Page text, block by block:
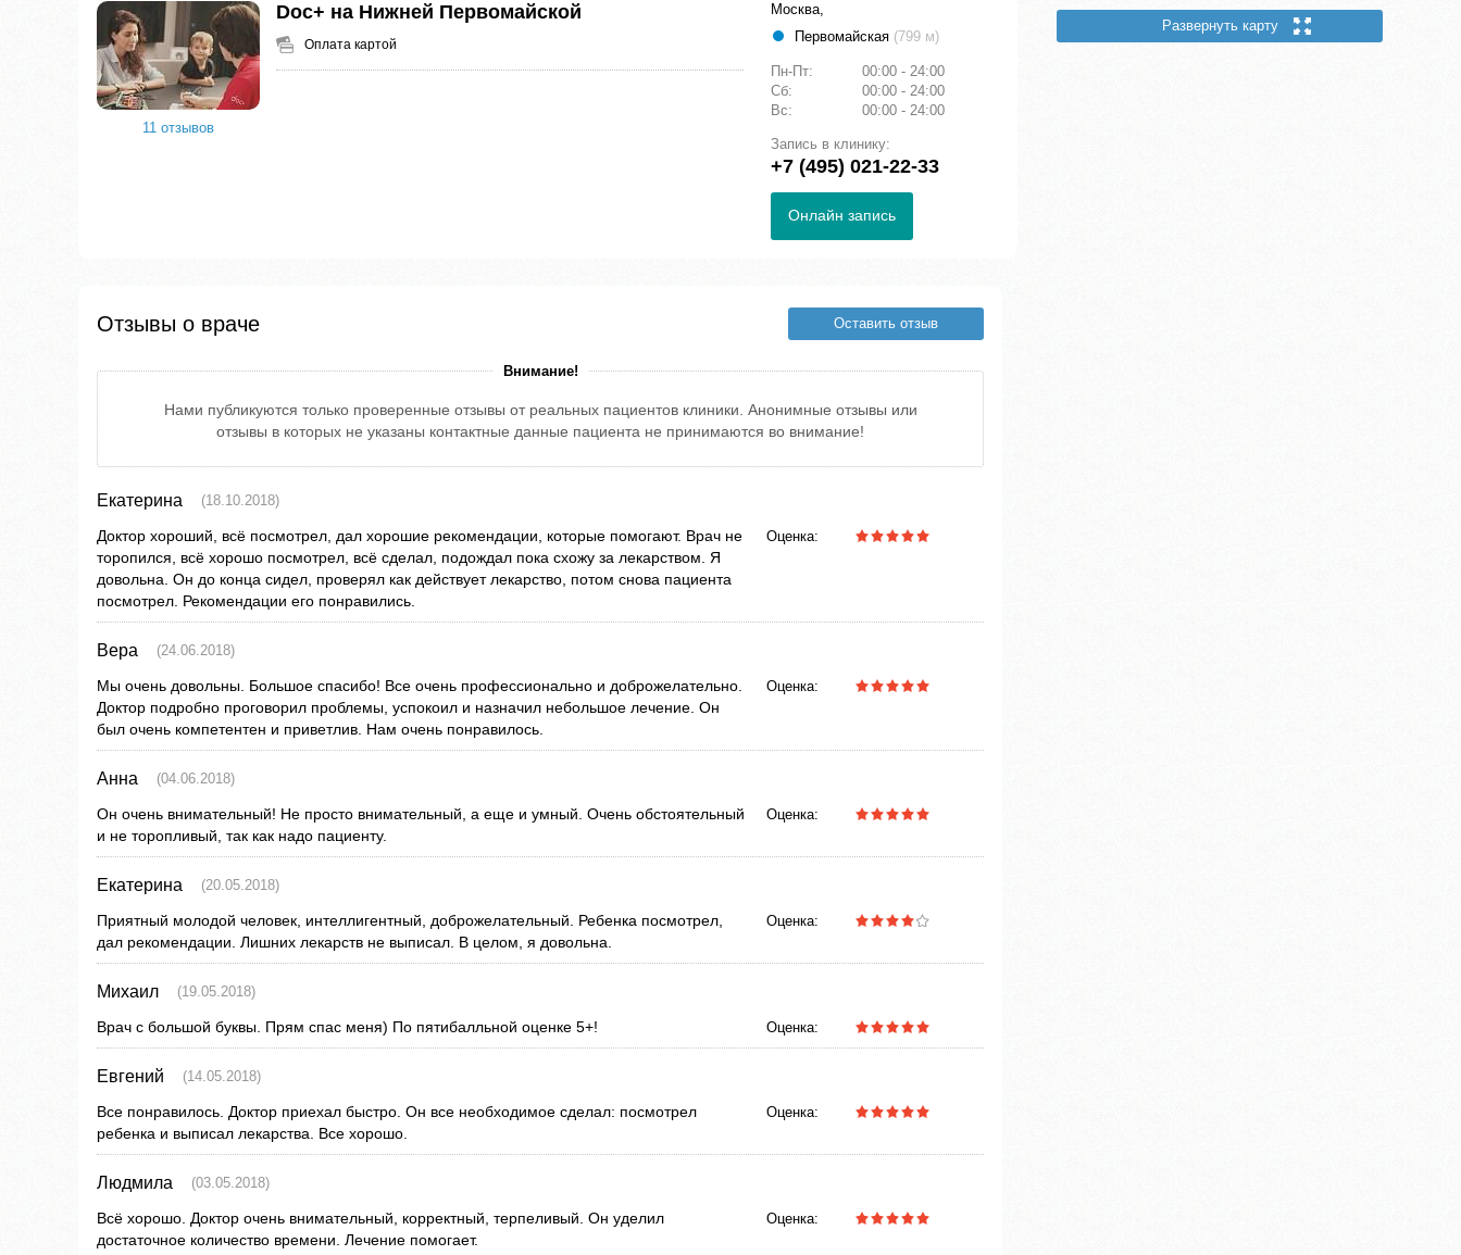
11 отзывов
Doc+ на Нижней Первомайской
Оплата картой
Москва,
Первомайская (799 м)
Пн-Пт:
00:00 - 24:00
Сб:
00:00 - 24:00
Вс:
00:00 - 24:00
Запись в клинику:
+7 (495) 021-22-33
Онлайн запись
Отзывы о враче Оставить отзыв
Внимание!
Нами публикуются только проверенные отзывы от реальных пациентов клиники. Анонимные отзывы или
отзывы в которых не указаны контактные данные пациента не принимаются во внимание!
Екатерина (18.10.2018)
Доктор хороший, всё посмотрел, дал хорошие рекомендации, которые помогают. Врач не
торопился, всё хорошо посмотрел, всё сделал, подождал пока схожу за лекарством. Я
довольна. Он до конца сидел, проверял как действует лекарство, потом снова пациента
посмотрел. Рекомендации его понравились.
Оценка:
Вера (24.06.2018)
Мы очень довольны. Большое спасибо! Все очень профессионально и доброжелательно.
Доктор подробно проговорил проблемы, успокоил и назначил небольшое лечение. Он
был очень компетентен и приветлив. Нам очень понравилось.
Оценка:
Анна (04.06.2018)
Он очень внимательный! Не просто внимательный, а еще и умный. Очень обстоятельный
и не торопливый, так как надо пациенту.
Оценка:
Екатерина (20.05.2018)
Приятный молодой человек, интеллигентный, доброжелательный. Ребенка посмотрел,
дал рекомендации. Лишних лекарств не выписал. В целом, я довольна.
Оценка:
Михаил (19.05.2018)
Врач с большой буквы. Прям спас меня) По пятибалльной оценке 5+! Оценка:
Евгений (14.05.2018)
Все понравилось. Доктор приехал быстро. Он все необходимое сделал: посмотрел
ребенка и выписал лекарства. Все хорошо.
Оценка:
Людмила (03.05.2018)
Всё хорошо. Доктор очень внимательный, корректный, терпеливый. Он уделил
достаточное количество времени. Лечение помогает.
Оценка:
Развернуть карту